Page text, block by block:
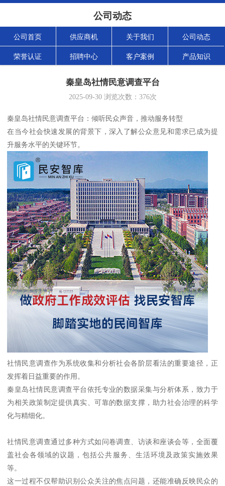
公司动态
公司首页 供应商机 关于我们 公司动态
荣誉认证 招聘中心 客户案例 产品知识
秦皇岛社情民意调查平台
2025-09-30浏览次数： 376次
秦皇岛社情民意调查平台：倾听民众声音，推动服务转型
在当今社会快速发展的背景下，深入了解公众意见和需求已成为提
升服务水平的关键环节。
社情民意调查作为系统收集和分析社会各阶层看法的重要途径，正
发挥着日益重要的作用。
秦皇岛社情民意调查平台依托专业的数据采集与分析体系，致力于
为相关政策制定提供真实、可靠的数据支撑，助力社会治理的科学
化与精细化。
社情民意调查通过多种方式如问卷调查、访谈和座谈会等，全面覆
盖社会各领域的议题，包括公共服务、生活环境及政策实施效果
等。
这一过程不仅帮助识别公众关注的焦点问题，还能准确反映民众的